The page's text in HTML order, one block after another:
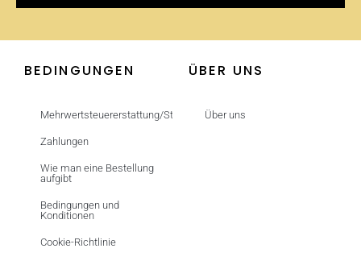
BEDINGUNGEN
Mehrwertsteuererstattung/Steuerfrei
Zahlungen
Wie man eine Bestellung
aufgibt
Bedingungen und
Konditionen
Cookie-Richtlinie
ÜBER UNS
Über uns